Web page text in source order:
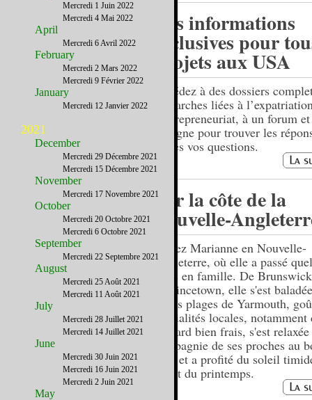
Des informations
exclusives pour
projets aux USA
Accédez à des dossiers
démarches liées à
l'entrepreneuriat, à un forum
en ligne pour trouver les
toutes vos questions.
Sur la côte de la
Nouvelle-
Suivez Marianne en Nouvelle-
Angleterre, où elle a passé
jours en famille. De
Provincetown, elle s'est
belles plages de Yarmouth,
spécialités locales, notamment
homard bien frais, s'est
compagnie de ses proches au
mer, et a profité du soleil
début du printemps.
Mercredi 1 Juin 2022
Mercredi 4 Mai 2022
April
Mercredi 6 Avril 2022
February
Mercredi 2 Mars 2022
Mercredi 9 Février 2022
January
Mercredi 12 Janvier 2022
2021
December
Mercredi 29 Décembre 2021
Mercredi 15 Décembre 2021
November
Mercredi 17 Novembre 2021
October
Mercredi 20 Octobre 2021
Mercredi 6 Octobre 2021
September
Mercredi 22 Septembre 2021
August
Mercredi 25 Août 2021
Mercredi 11 Août 2021
July
Mercredi 28 Juillet 2021
Mercredi 14 Juillet 2021
June
Mercredi 30 Juin 2021
Mercredi 16 Juin 2021
Mercredi 2 Juin 2021
May